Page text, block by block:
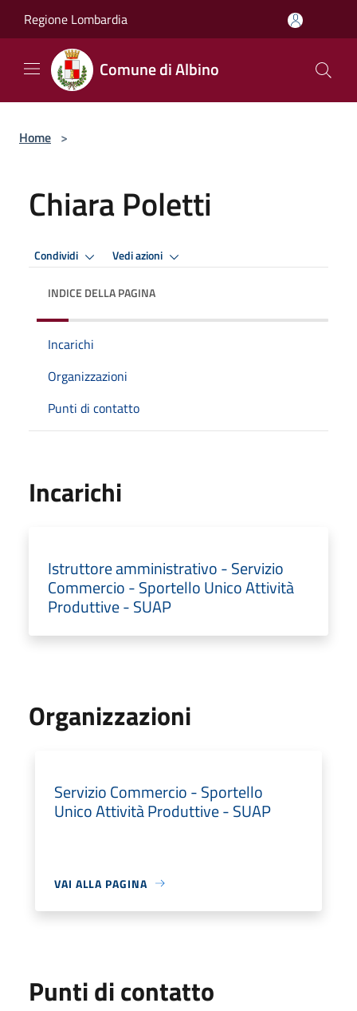
Regione Lombardia
Comune di Albino
Home >
Chiara Poletti
Condividi Vedi azioni
INDICE DELLA PAGINA
Incarichi
Organizzazioni
Punti di contatto
Incarichi
Istruttore amministrativo - Servizio
Commercio - Sportello Unico Attività
Produttive - SUAP
Organizzazioni
Servizio Commercio - Sportello
Unico Attività Produttive - SUAP
VAI ALLA PAGINA
Punti di contatto